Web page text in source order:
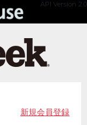
API Version 2.0
新規会員登録